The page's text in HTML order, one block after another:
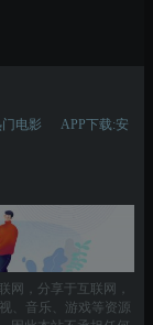
电影
APP下载:安
网，分享于互联网，
、音乐、游戏等资源